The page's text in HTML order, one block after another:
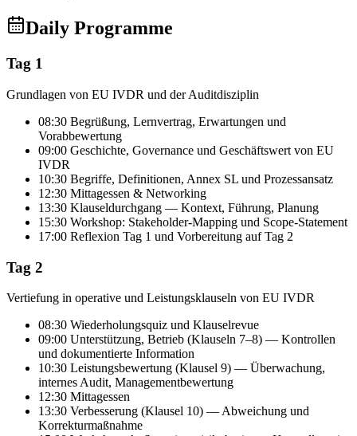
Daily Programme
Tag 1
Grundlagen von EU IVDR und der Auditdisziplin
08:30 Begrüßung, Lernvertrag, Erwartungen und
Vorabbewertung
09:00 Geschichte, Governance und Geschäftswert von EU
IVDR
10:30 Begriffe, Definitionen, Annex SL und Prozessansatz
12:30 Mittagessen & Networking
13:30 Klauseldurchgang — Kontext, Führung, Planung
15:30 Workshop: Stakeholder-Mapping und Scope-Statement
17:00 Reflexion Tag 1 und Vorbereitung auf Tag 2
Tag 2
Vertiefung in operative und Leistungsklauseln von EU IVDR
08:30 Wiederholungsquiz und Klauselrevue
09:00 Unterstützung, Betrieb (Klauseln 7–8) — Kontrollen
und dokumentierte Information
10:30 Leistungsbewertung (Klausel 9) — Überwachung,
internes Audit, Managementbewertung
12:30 Mittagessen
13:30 Verbesserung (Klausel 10) — Abweichung und
Korrekturmaßnahme